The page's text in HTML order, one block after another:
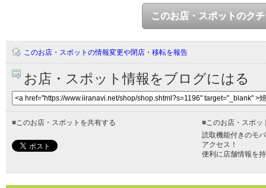
このお店・スポットのク
このお店・スポットの情報変更や閉店・移転を報告
お店・スポット情報をブログにはる
■このお店・スポットを共有する ■このお店・スポッ
読取機能付きのモ
アクセス！
便利に店舗情報を